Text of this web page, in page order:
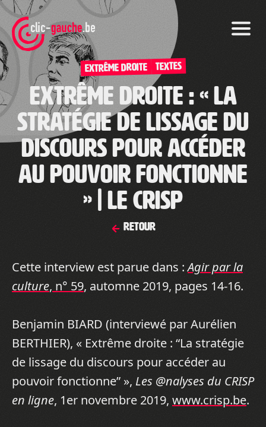
Skip
the
content
Extrême droite TEXTES
Extrême droite : « La
stratégie de lissage du
discours pour accéder
au pouvoir fonctionne
» | Le CRISP
Retour
Cette interview est parue dans :Agir par la
culture, n° 59, automne 2019, pages 14-16.
Benjamin BIARD (interviewé par Aurélien
BERTHIER), « Extrême droite : “La stratégie
de lissage du discours pour accéder au
pouvoir fonctionne” », Les @nalyses du CRISP
en ligne, 1er novembre 2019, www.crisp.be.